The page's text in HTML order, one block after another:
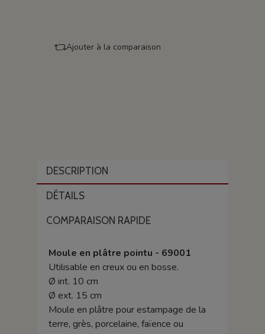
Ajouter à la comparaison
DESCRIPTION
DÉTAILS
COMPARAISON RAPIDE
Moule en plâtre pointu - 69001
Utilisable en creux ou en bosse.
Ø int. 10 cm
Ø ext. 15 cm
Moule en plâtre pour estampage de la
terre, grès, porcelaine, faïence ou